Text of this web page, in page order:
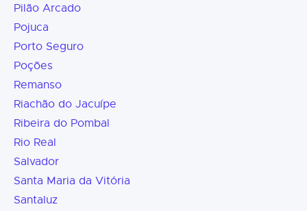
Pilão Arcado
Pojuca
Porto Seguro
Poções
Remanso
Riachão do Jacuípe
Ribeira do Pombal
Rio Real
Salvador
Santa Maria da Vitória
Santaluz